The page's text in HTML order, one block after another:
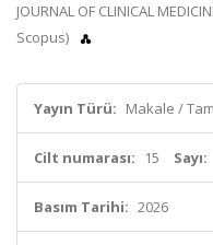
JOURNAL OF CLINICAL
Scopus)
Yayın Türü: Makale /
Cilt numarası: 15 Sayı:
Basım Tarihi: 2026